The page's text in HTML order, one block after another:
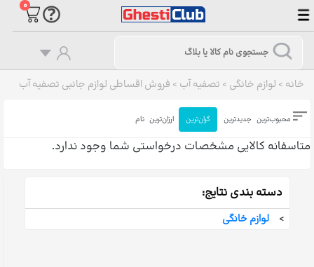
۰
خانه > لوازم خانگی > تصفیه آب > فروش اقساطی لوازم جانبی تصفیه آب
محبوب‌ترین جدیدترین گران‌ترین ارزان‌ترین نام
متاسفانه کالایی مشخصات درخواستی شما وجود ندارد.
دسته بندی نتایج:
>
لوازم خانگی